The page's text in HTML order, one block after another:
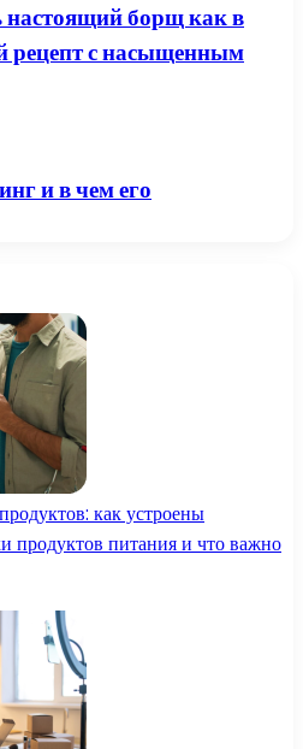
настоящий борщ как в
с насыщенным
и в чем его
как устроены
продуктов питания и что важно